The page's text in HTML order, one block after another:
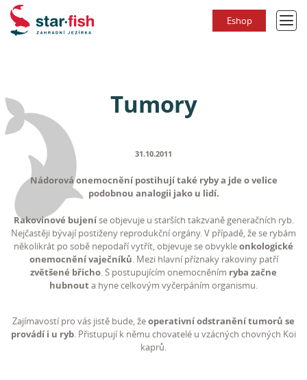
Eshop
Tumory
31.10.2011
Nádorová onemocnění postihují také ryby a jde o velice
podobnou analogii jako u lidí.
Rakovinové bujeníse objevuje u starších takzvaně generačních ryb.
Nejčastěji bývají postiženy reprodukční orgány. V případě, že se rybám
několikrát po sobě nepodaří vytřít, objevuje se obvykleonkologické
onemocnění vaječníků. Mezi hlavní příznaky rakoviny patří
zvětšené břicho. S postupujícím onemocněním ryba začne
hubnout a hyne celkovým vyčerpáním organismu.
Zajímavostí pro vás jistě bude, žeoperativní odstranění tumorů se
provádí i u ryb. Přistupují k němu chovatelé u vzácných chovných Koi
kaprů.